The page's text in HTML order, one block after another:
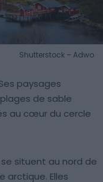
Shutterstock – Adwo
paysages
de sable
au cœur du cercle
situent au nord de
arctique. Elles